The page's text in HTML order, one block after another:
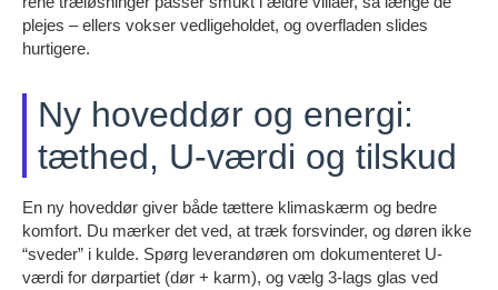
plejes – ellers vokser vedligeholdet, og overfladen slides
hurtigere.
Ny hoveddør og energi:
tæthed, U-værdi og tilskud
En ny hoveddør giver både tættere klimaskærm og bedre
komfort. Du mærker det ved, at træk forsvinder, og døren ikke
“sveder” i kulde. Spørg leverandøren om dokumenteret U-
værdi for dørpartiet (dør + karm), og vælg 3-lags glas ved